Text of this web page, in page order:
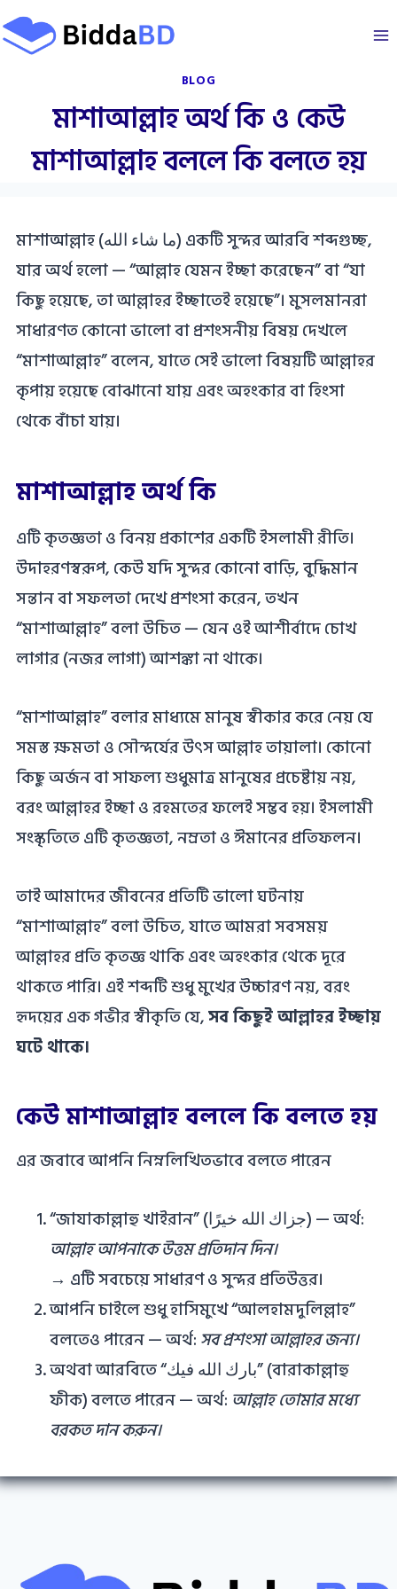
Skip
to
BLOG
মাশাআল্লাহ অর্থ কি ও কেউ
মাশাআল্লাহ বললে কি বলতে হয়
মাশাআল্লাহ (ما شاء الله) একটি সুন্দর আরবি শব্দগুচ্ছ,
যার অর্থ হলো — “আল্লাহ যেমন ইচ্ছা করেছেন” বা “যা
কিছু হয়েছে, তা আল্লাহর ইচ্ছাতেই হয়েছে”। মুসলমানরা
সাধারণত কোনো ভালো বা প্রশংসনীয় বিষয় দেখলে
“মাশাআল্লাহ” বলেন, যাতে সেই ভালো বিষয়টি আল্লাহর
কৃপায় হয়েছে বোঝানো যায় এবং অহংকার বা হিংসা
থেকে বাঁচা যায়।
মাশাআল্লাহ অর্থ কি
এটি কৃতজ্ঞতা ও বিনয় প্রকাশের একটি ইসলামী রীতি।
উদাহরণস্বরূপ, কেউ যদি সুন্দর কোনো বাড়ি, বুদ্ধিমান
সন্তান বা সফলতা দেখে প্রশংসা করেন, তখন
“মাশাআল্লাহ” বলা উচিত — যেন ওই আশীর্বাদে চোখ
লাগার (নজর লাগা) আশঙ্কা না থাকে।
“মাশাআল্লাহ” বলার মাধ্যমে মানুষ স্বীকার করে নেয় যে
সমস্ত ক্ষমতা ও সৌন্দর্যের উৎস আল্লাহ তায়ালা। কোনো
কিছু অর্জন বা সাফল্য শুধুমাত্র মানুষের প্রচেষ্টায় নয়,
বরং আল্লাহর ইচ্ছা ও রহমতের ফলেই সম্ভব হয়। ইসলামী
সংস্কৃতিতে এটি কৃতজ্ঞতা, নম্রতা ও ঈমানের প্রতিফলন।
তাই আমাদের জীবনের প্রতিটি ভালো ঘটনায়
“মাশাআল্লাহ” বলা উচিত, যাতে আমরা সবসময়
আল্লাহর প্রতি কৃতজ্ঞ থাকি এবং অহংকার থেকে দূরে
থাকতে পারি। এই শব্দটি শুধু মুখের উচ্চারণ নয়, বরং
হৃদয়ের এক গভীর স্বীকৃতি যে,সব কিছুই আল্লাহর ইচ্ছায়
ঘটে থাকে।
কেউ মাশাআল্লাহ বললে কি বলতে হয়
এর জবাবে আপনি নিম্নলিখিতভাবে বলতে পারেন
“জাযাকাল্লাহু খাইরান” (جزاك الله خيرًا) — অর্থ:
আল্লাহ আপনাকে উত্তম প্রতিদান দিন।
→ এটি সবচেয়ে সাধারণ ও সুন্দর প্রতিউত্তর।
আপনি চাইলে শুধু হাসিমুখে “আলহামদুলিল্লাহ”
বলতেও পারেন — অর্থ:সব প্রশংসা আল্লাহর জন্য।
অথবা আরবিতে “بارك الله فيك” (বারাকাল্লাহু
ফীক) বলতে পারেন — অর্থ: আল্লাহ তোমার মধ্যে
বরকত দান করুন।